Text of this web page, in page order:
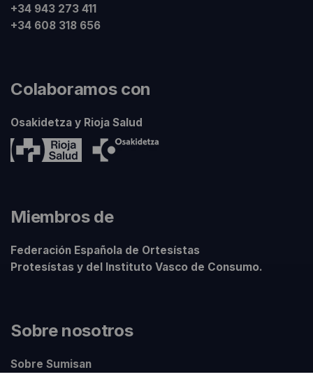
+34 943 273 411
+34 608 318 656
Colaboramos con
Osakidetza y Rioja Salud
Miembros de
Federación Española de Ortesístas
Protesístas y del Instituto Vasco de Consumo.
Sobre nosotros
Sobre Sumisan